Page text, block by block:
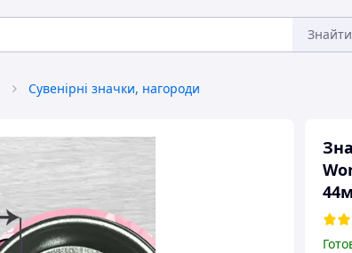
Знайти
Сувенірні значки, нагороди